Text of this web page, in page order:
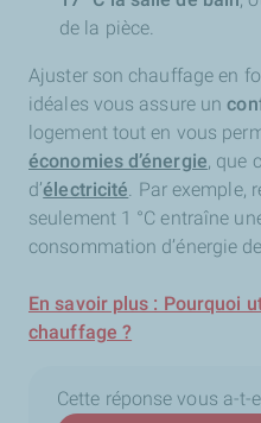
de la pièce.
Ajuster son chauffage en
idéales vous assure un
logement tout en vous
économies d’énergie, que
d’électricité. Par exemple,
seulement 1 °C entraîne
consommation d’énergie
En savoir plus : Pourquoi
chauffage ?
Cette réponse vous a-t-